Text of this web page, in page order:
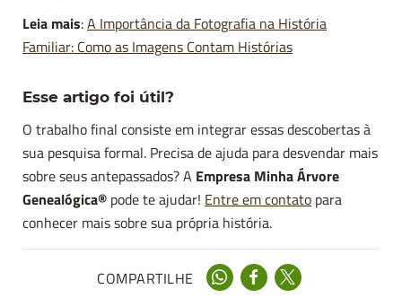
Leia mais:A Importância da Fotografia na História
Familiar: Como as Imagens Contam Histórias
Esse artigo foi útil?
O trabalho final consiste em integrar essas descobertas à
sua pesquisa formal. Precisa de ajuda para desvendar mais
sobre seus antepassados? A Empresa Minha Árvore
Genealógica® pode te ajudar! Entre em contato para
conhecer mais sobre sua própria história.
COMPARTILHE